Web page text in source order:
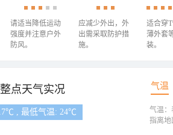
请适当降低运动
强度并注意户外
防风。
应减少外出，外
出需采取防护措
施。
适合穿
薄外套
装。
点天气实况 气温
, 最低气温: 24℃
气温：
指离地